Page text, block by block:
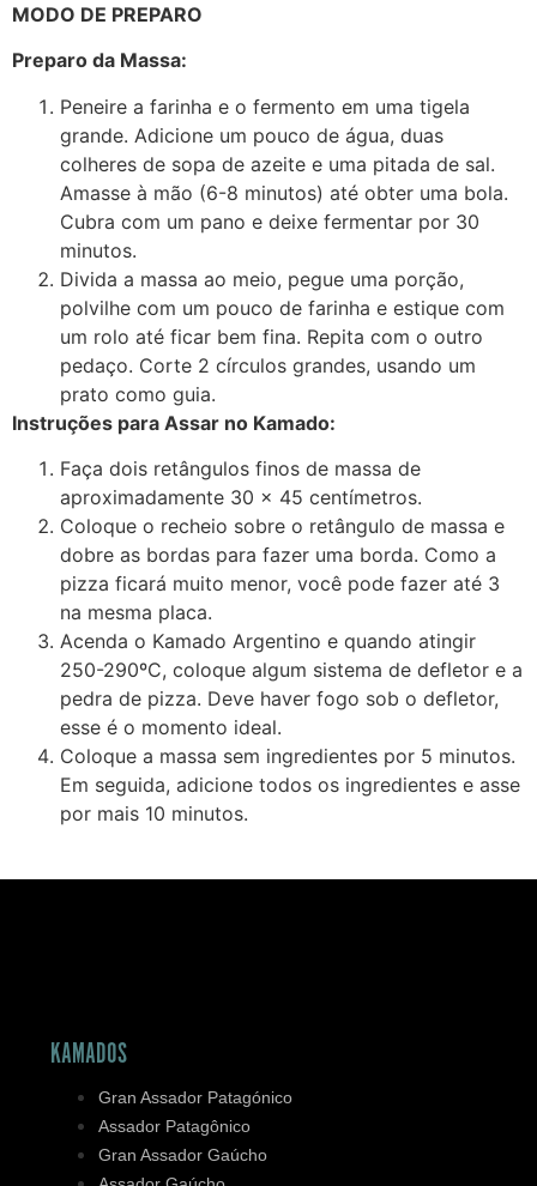
MODO DE PREPARO
Preparo da Massa:
Peneire a farinha e o fermento em uma tigela
grande. Adicione um pouco de água, duas
colheres de sopa de azeite e uma pitada de sal.
Amasse à mão (6-8 minutos) até obter uma bola.
Cubra com um pano e deixe fermentar por 30
minutos.
Divida a massa ao meio, pegue uma porção,
polvilhe com um pouco de farinha e estique com
um rolo até ficar bem fina. Repita com o outro
pedaço. Corte 2 círculos grandes, usando um
prato como guia.
Instruções para Assar no Kamado:
Faça dois retângulos finos de massa de
aproximadamente 30 x 45 centímetros.
Coloque o recheio sobre o retângulo de massa e
dobre as bordas para fazer uma borda. Como a
pizza ficará muito menor, você pode fazer até 3
na mesma placa.
Acenda o Kamado Argentino e quando atingir
250-290ºC, coloque algum sistema de defletor e a
pedra de pizza. Deve haver fogo sob o defletor,
esse é o momento ideal.
Coloque a massa sem ingredientes por 5 minutos.
Em seguida, adicione todos os ingredientes e asse
por mais 10 minutos.
KAMADOS
Gran Assador Patagónico
Assador Patagônico
Gran Assador Gaúcho